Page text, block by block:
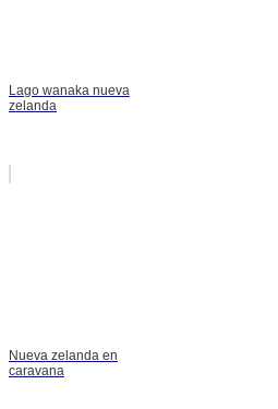
Lago wanaka nueva
zelanda
Nueva zelanda en
caravana